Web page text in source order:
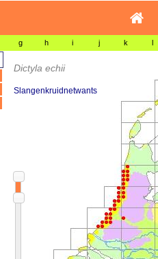
g h i j k l
Dictyla echii
Slangenkruidnetwants